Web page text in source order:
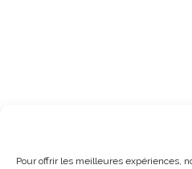
Pour offrir les meilleures expériences,